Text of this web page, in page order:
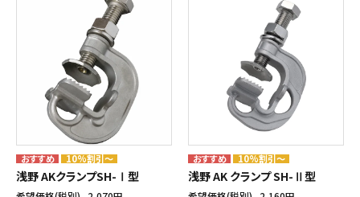
10%割引～
浅野 AKクランプSH-Ⅰ型
10%割引～
浅野 AK クランプ SH-Ⅱ型